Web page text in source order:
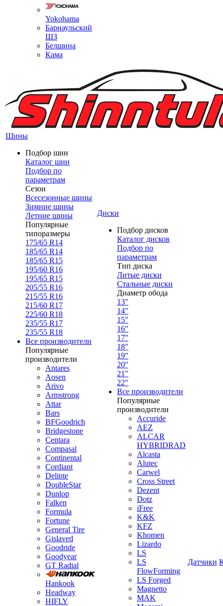
Yokohama
Барнаульский
ШЗ
Белшина
Кама
Шины
Подбор шин
Каталог шин
Подбор по
параметрам
Сезон
Всесезонные шины
Зимние шины
Летние шины
Популярные
типоразмеры
175/65 R14
185/65 R14
185/65 R15
195/60 R16
195/65 R15
205/55 R16
215/55 R16
215/60 R17
225/60 R18
235/55 R17
235/55 R18
Все производители
Популярные
производители
Antares
Aosen
Arivo
Armstrong
Attar
Bars
BFGoodrich
Bridgestone
Centara
Compasal
Continental
Cordiant
Delinte
DoubleStar
Dunlop
Falken
Formula
Fortune
General Tire
Gislaved
Goodride
Goodyear
GT Radial
Hankook
Headway
HIFLY
Диски
Подбор дисков
Каталог дисков
Подбор по
параметрам
Тип диска
Литые диски
Стальные диски
Диаметр обода
13"
14"
15"
16"
17"
18"
19"
20"
21"
22"
Все производители
Популярные
производители
Accuride
AEZ
ALCAR
HYBRIDRAD
Alcasta
Alutec
Carwel
Cross Street
Dezent
Dotz
iFree
K&K
KFZ
Khomen
Lizardo
LS
LS
FlowForming
LS Forged
Magnetto
MAK
Датчики